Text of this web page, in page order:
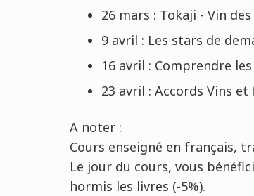
26 mars : Tokaji - Vin
9 avril : Les stars de
16 avril : Comprendre
23 avril : Accords Vins
A noter :
Cours enseigné en français,
Le jour du cours, vous
hormis les livres (-5%).